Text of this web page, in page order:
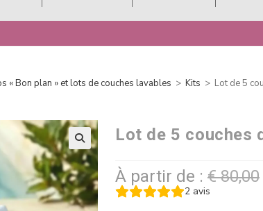
« Bon plan » et lots de couches lavables > Kits > Lot de 5
Lot de 5 couches
À partir de : €80,00
2avis